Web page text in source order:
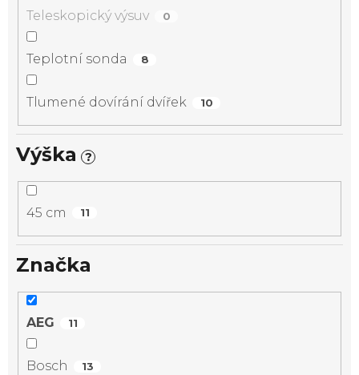
Teleskopický výsuv 0
Teplotní sonda 8
Tlumené dovírání dvířek 10
Výška ?
45 cm 11
Značka
AEG 11
Bosch 13